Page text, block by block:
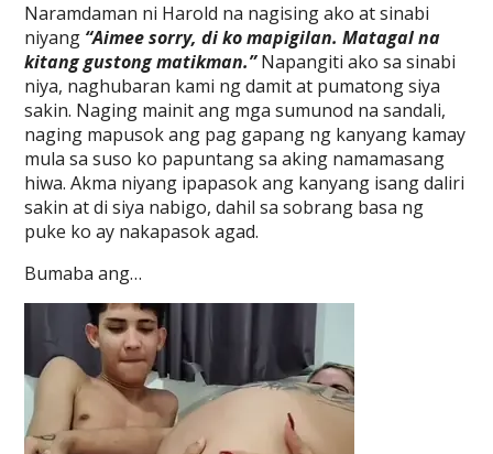
Naramdaman ni Harold na nagising ako at sinabi
niyang “Aimee sorry, di ko mapigilan. Matagal na
kitang gustong matikman.”Napangiti ako sa sinabi
niya, naghubaran kami ng damit at pumatong siya
sakin. Naging mainit ang mga sumunod na sandali,
naging mapusok ang pag gapang ng kanyang kamay
mula sa suso ko papuntang sa aking namamasang
hiwa. Akma niyang ipapasok ang kanyang isang daliri
sakin at di siya nabigo, dahil sa sobrang basa ng
puke ko ay nakapasok agad.
Bumaba ang…